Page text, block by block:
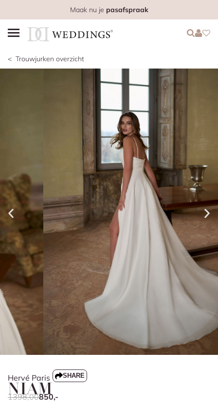
Maak nu je pasafspraak
Login
Login
Trouwjurken overzicht
Hervé Paris
NIAM
SHARE
1398,00850,-